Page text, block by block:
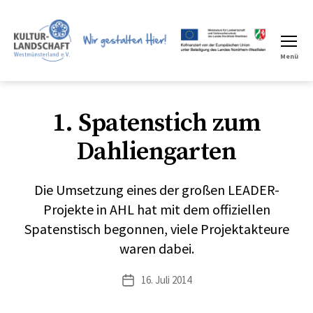
Region
Menü
1. Spatenstich zum
Dahliengarten
Die Umsetzung eines der großen LEADER-
Projekte in AHL hat mit dem offiziellen
Spatenstisch begonnen, viele Projektakteure
waren dabei.
Veröffentlichungsdatum
16. Juli 2014